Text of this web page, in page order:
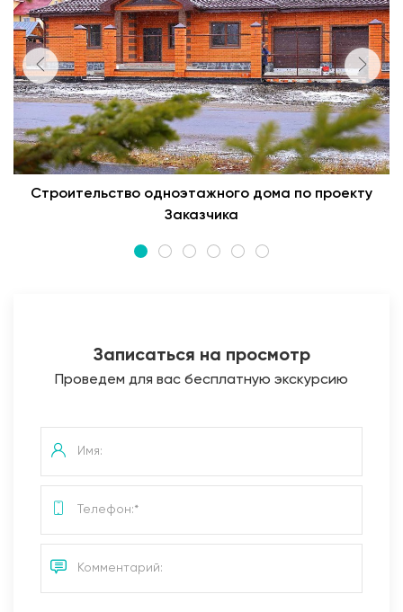
Строительство одноэтажного дома по проекту
Заказчика
Записаться на просмотр
Проведем для вас бесплатную экскурсию